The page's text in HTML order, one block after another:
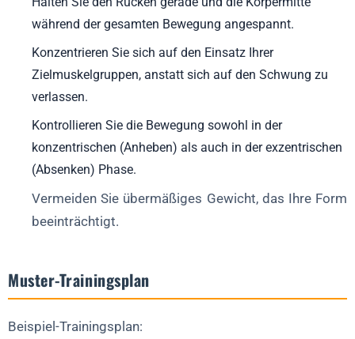
während der gesamten Bewegung angespannt.
Konzentrieren Sie sich auf den Einsatz Ihrer
Zielmuskelgruppen, anstatt sich auf den Schwung zu
verlassen.
Kontrollieren Sie die Bewegung sowohl in der
konzentrischen (Anheben) als auch in der exzentrischen
(Absenken) Phase.
Vermeiden Sie übermäßiges Gewicht, das Ihre Form
beeinträchtigt.
Muster-Trainingsplan
Beispiel-Trainingsplan: